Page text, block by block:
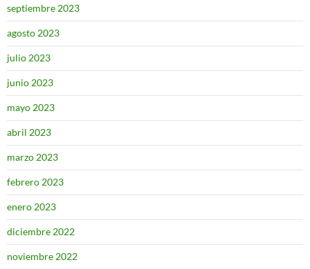
septiembre 2023
agosto 2023
julio 2023
junio 2023
mayo 2023
abril 2023
marzo 2023
febrero 2023
enero 2023
diciembre 2022
noviembre 2022